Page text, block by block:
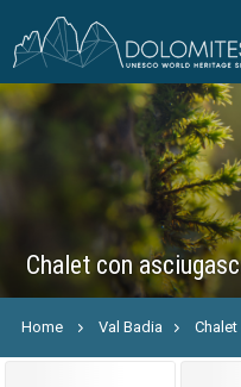
Chalet con
Home Val Badia